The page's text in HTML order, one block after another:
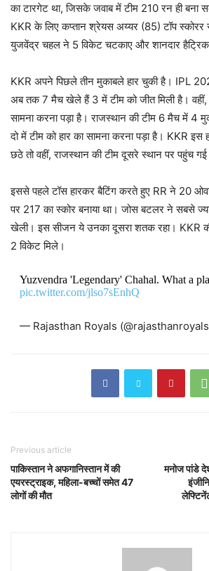
का टारगेट था, जिसके जवाब में टीम 210 रन ही बना
KKR के लिए कप्तान श्रेयस अय्यर (85) टॉप
युजवेंद्र चहल ने 5 विकेट चटकाए और शानदार हैट्रिक
KKR अपने पिछले तीन मुकाबले हार चुकी है। IPL
अब तक 7 मैच खेले हैं 3 में टीम को जीत मिली है। वहीं,
सामना करना पड़ा है। राजस्थान की टीम 6 मैच में 4
दो में टीम को हार का सामना करना पड़ा है। KKR इस
छठे तो वहीं, राजस्थान की टीम दूसरे स्थान पर पहुंच
इससे पहले टॉस हारकर बैटिंग करते हुए RR ने 20
पर 217 का स्कोर बनाया था। जोस बटलर ने सबसे
खेली। इस सीजन ये उनका दूसरा शतक रहा। KKR
2 विकेट मिले।
Yuzvendra 'Legendary' Chahal. What a
pic.twitter.com/jlso7sEnhQ
— Rajasthan Royals
Previous article
पाकिस्तान ने अफगानिस्तान में की
एयरस्ट्राइक, महिला-बच्चों समेत 47
लोगों की मौत
मनोज पांडे